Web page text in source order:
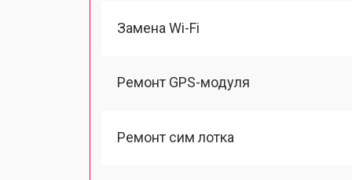
Замена Wi-Fi
Ремонт GPS-модуля
Ремонт сим лотка